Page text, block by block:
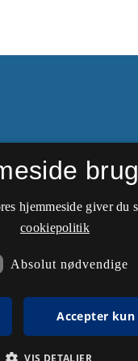
hjemmeside giver
cookiepolitik
Absolut nødvendige
Accepter
VIS DETALJER